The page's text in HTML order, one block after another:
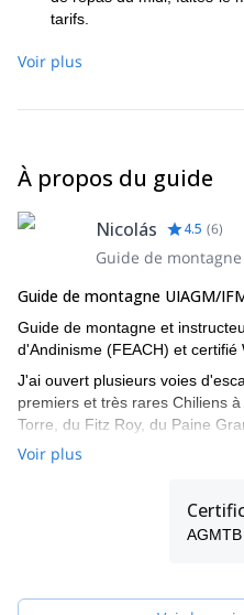
tarifs.
Voir plus
À propos du guide
Nicolás 4.5 (6)
Guide de montagne
Guide de montagne UIAGM/
Guide de montagne et
d'Andinisme (FEACH) et certifié
J'ai ouvert plusieurs voies
premiers et très rares Chiliens
Torre, du Fitz Roy, du Paine
J'ai escaladé presque toutes
voies les plus importantes à
Morado Norte et Sur au Chili.
Voir plus